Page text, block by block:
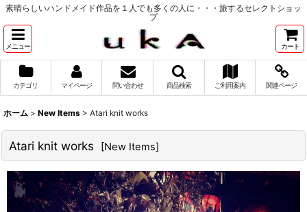
素晴らしいハンドメイド作品を１人でも多くの人に・・・旅するセレクトショッ
プ
メニュー カート
カテゴリ マイページ 問い合わせ 商品検索 ご利用案内 関連ページ
ホーム > New Items > Atari knit works
Atari knit works [New Items]